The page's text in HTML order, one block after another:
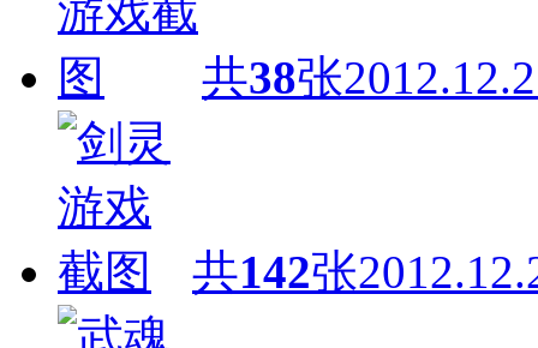
共38张
共142张